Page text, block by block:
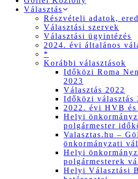
Választás
Részvételi adatok,
Választási szervek
Választási ügyintézés
2024. évi általános
*
Korábbi választások
Időközi Roma
2023
Választás 2022
Időközi választás
2022. évi HVB
Helyi
polgármester
Valasztas.hu –
önkormányzati
Helyi
polgármesterek
Helyi Választási